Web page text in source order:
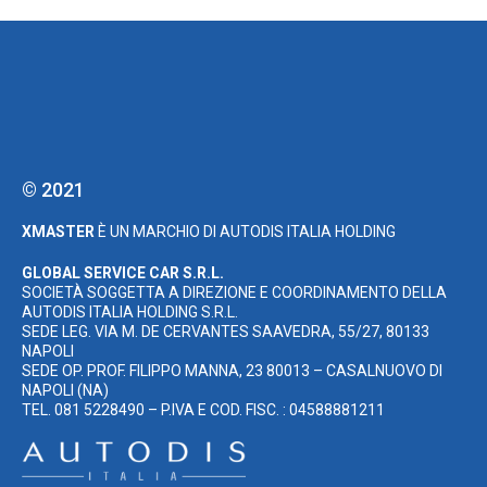
© 2021
XMASTER È UN MARCHIO DI AUTODIS ITALIA HOLDING
GLOBAL SERVICE CAR S.R.L.
SOCIETÀ SOGGETTA A DIREZIONE E COORDINAMENTO DELLA
AUTODIS ITALIA HOLDING S.R.L.
SEDE LEG. VIA M. DE CERVANTES SAAVEDRA, 55/27, 80133
NAPOLI
SEDE OP. PROF. FILIPPO MANNA, 23 80013 – CASALNUOVO DI
NAPOLI (NA)
TEL. 081 5228490 – P.IVA E COD. FISC. : 04588881211